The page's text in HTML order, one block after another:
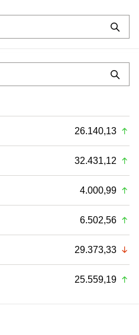
26.140,13
32.431,12
4.000,99
6.502,56
29.373,33
25.559,19